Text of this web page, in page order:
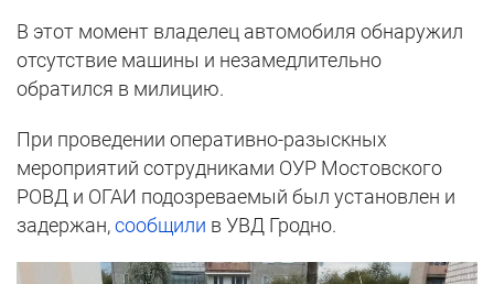
В этот момент владелец автомобиля обнаружил
отсутствие машины и незамедлительно
обратился в милицию.
При проведении оперативно-разыскных
мероприятий сотрудниками ОУР Мостовского
РОВД и ОГАИ подозреваемый был установлен и
задержан,сообщили в УВД Гродно.